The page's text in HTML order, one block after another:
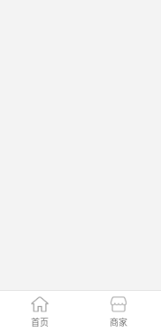
首页 商家